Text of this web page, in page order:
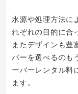
水源や処理方法に
れぞれの目的に合
またデザインも豊
バーを選べるのも
ーバーレンタル料
ます。